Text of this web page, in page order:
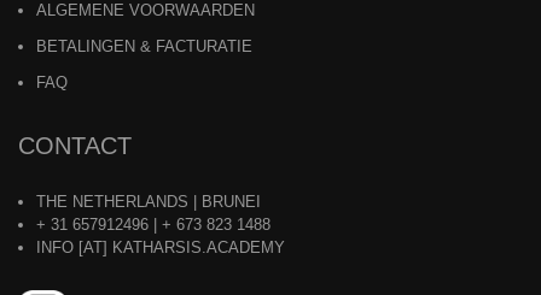
ALGEMENE VOORWAARDEN
BETALINGEN & FACTURATIE
FAQ
CONTACT
THE NETHERLANDS | BRUNEI
+ 31 657912496 | + 673 823 1488
INFO [AT] KATHARSIS.ACADEMY